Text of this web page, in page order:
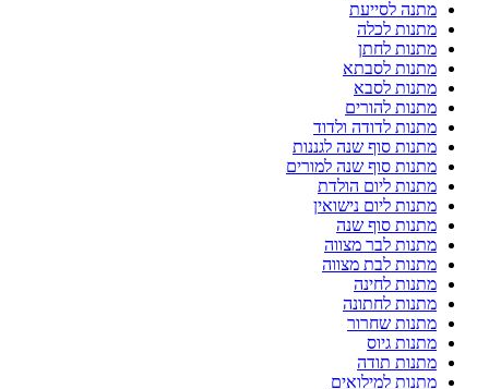
מתנה לסייעת
מתנות לכלה
מתנות לחתן
מתנות לסבתא
מתנות לסבא
מתנות להורים
מתנות לדודה ולדוד
מתנות סוף שנה לגננות
מתנות סוף שנה למורים
מתנות ליום הולדת
מתנות ליום נישואין
מתנות סוף שנה
מתנות לבר מצווה
מתנות לבת מצווה
מתנות לחינה
מתנות לחתונה
מתנות שחרור
מתנות גיוס
מתנות תודה
מתנות למילואים